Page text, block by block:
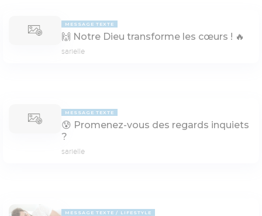
MESSAGE TEXTE
🙌 Notre Dieu transforme les cœurs ! 🔥
sarielle
MESSAGE TEXTE
😰 Promenez-vous des regards inquiets
?
sarielle
MESSAGE TEXTE LIFESTYLE